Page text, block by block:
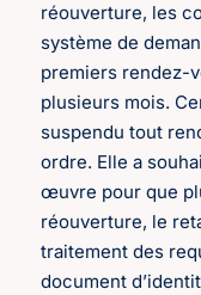
réouverture, les
système de
premiers rendez-
plusieurs mois.
suspendu tout
ordre. Elle a
œuvre pour que
réouverture, le
traitement des
document